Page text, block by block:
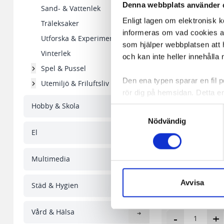
Denna webbplats använder
Enligt lagen om elektronisk
informeras om vad cookies
som hjälper webbplatsen att
och kan inte heller innehålla
Den ena typen sparar en fil
rör dig på hemsidan. Detta
de flesta webbläsare har
någon koppling till personlig
Den andra typen av
sociala medier och
Nödvändig
Avvisa
Sand- & Vattenlek
Träleksaker
Utforska & Experimentera
Vinterlek
Spel & Pussel
Utemiljö & Friluftsliv
Hobby & Skola
El
Multimedia
Städ & Hygien
Vård & Hälsa
Flanosats siffror 1-10
157,12 kr/fp
I lager 2 fp
- +